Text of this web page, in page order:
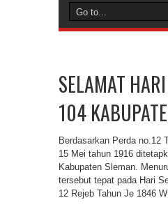
SELAMAT
104
Berdasarkan Perda no.12
15 Mei tahun 1916
Kabupaten Sleman.
tersebut tepat pada Hari
12 Rejeb Tahun Je 1846